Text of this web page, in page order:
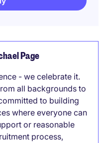
Page
- we celebrate it.
all backgrounds to
to building
where everyone can
or reasonable
process,